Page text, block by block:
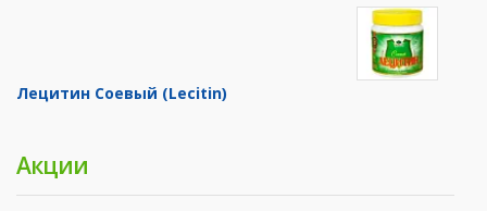
Лецитин Соевый (Lecitin)
Акции